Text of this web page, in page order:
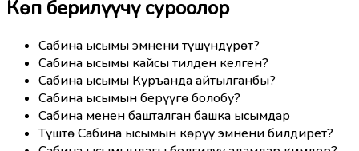
Көп берилүүчү суроолор
Сабина ысымы эмнени түшүндүрөт?
Сабина ысымы кайсы тилден келген?
Сабина ысымы Куръанда айтылганбы?
Сабина ысымын берүүгө болобу?
Сабина менен башталган башка ысымдар
Түштө Сабина ысымын көрүү эмнени билдирет?